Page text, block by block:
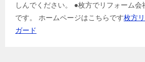
しんでください。 ●枚方でリフォーム
です。 ホームページはこちらです枚方
ガード